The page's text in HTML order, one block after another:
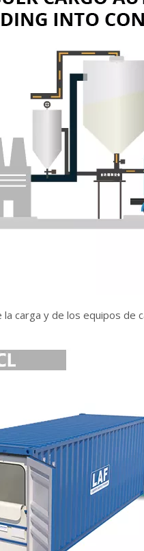
carga y de los equipos de